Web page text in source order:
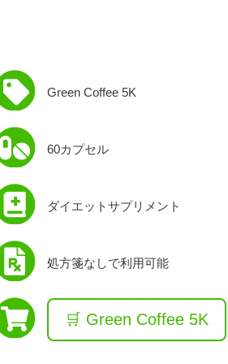
Green Coffee 5K
60カプセル
ダイエットサプリメント
処方箋なしで利​​用可能
🛒 Green Coffee 5K